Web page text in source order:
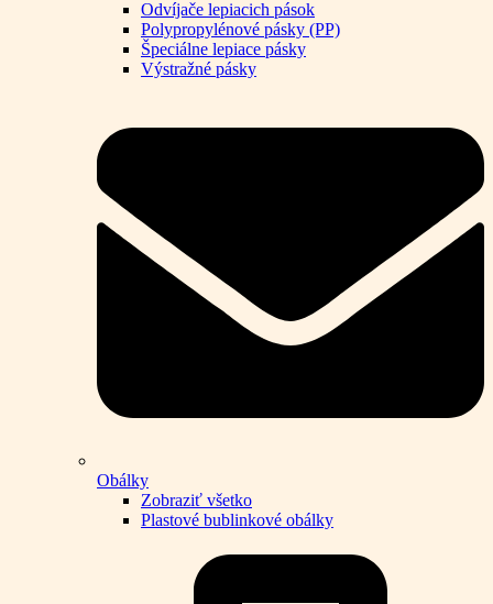
Odvíjače lepiacich pások
Polypropylénové pásky (PP)
Špeciálne lepiace pásky
Výstražné pásky
Obálky
Zobraziť všetko
Plastové bublinkové obálky